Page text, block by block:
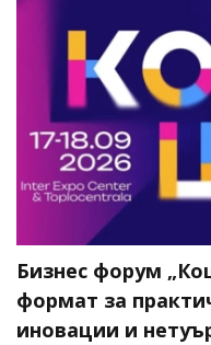
Бизнес форум
формат за
иновации и